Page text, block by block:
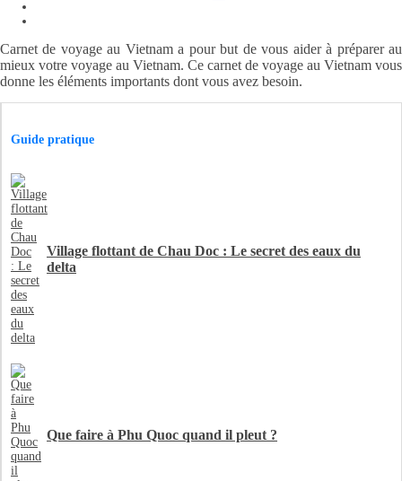
Carnet de voyage au Vietnam a pour but de vous aider à préparer au
mieux votre voyage au Vietnam. Ce carnet de voyage au Vietnam vous
donne les éléments importants dont vous avez besoin.
Guide pratique
Village flottant de Chau Doc : Le secret des eaux du
delta
Que faire à Phu Quoc quand il pleut ?